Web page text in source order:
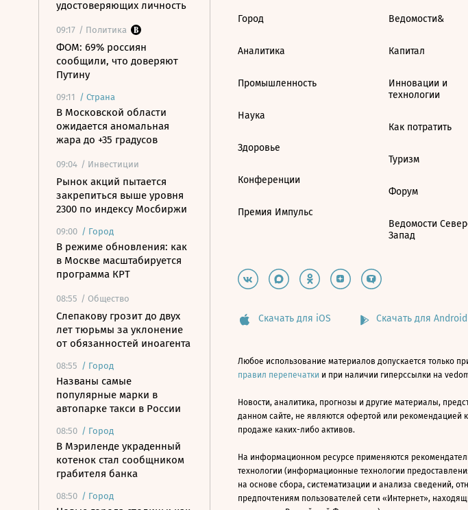
удостоверяющих личность
09:17 / Политика
ФОМ: 69% россиян
сообщили, что доверяют
Путину
09:11 / Страна
В Московской области
ожидается аномальная
жара до +35 градусов
09:04 / Инвестиции
Рынок акций пытается
закрепиться выше уровня
2300 по индексу Мосбиржи
09:00 / Город
В режиме обновления: как
в Москве масштабируется
программа КРТ
08:55 / Общество
Слепакову грозит до двух
лет тюрьмы за уклонение
от обязанностей иноагента
08:55 / Город
Названы самые
популярные марки в
автопарке такси в России
08:50 / Город
В Мэриленде украденный
котенок стал сообщником
грабителя банка
08:50 / Город
Город
Аналитика
Промышленность
Наука
Здоровье
Конференции
Премия Импульс
Ведомости&
Капитал
Инновации и
технологии
Как потратить
Туризм
Форум
Ведомости
Запад
Скачать для iOS Скачать для Android
Любое использование материалов допускается только
правил перепечатки и при наличии гиперссылки на
Новости, аналитика, прогнозы и другие материалы,
данном сайте, не являются офертой или рекомендацией
продаже каких-либо активов.
На информационном ресурсе применяются
технологии (информационные технологии
на основе сбора, систематизации и анализа сведений,
предпочтениям пользователей сети «Интернет»,